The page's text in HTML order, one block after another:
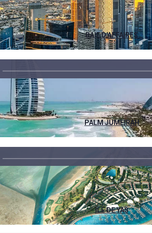
BAIE D'AFFAIRES
PALM JUMEIRAH
ÎLE DE YAS